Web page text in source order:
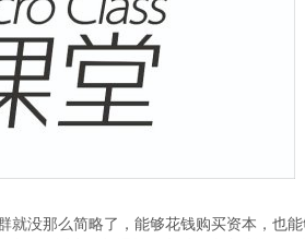
没那么简略了，能够花钱购买资本，也